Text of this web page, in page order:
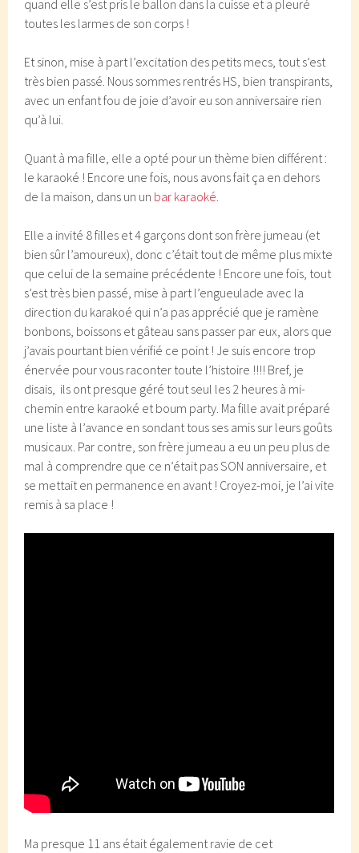
quand elle s’est pris le ballon dans la cuisse et a pleuré
toutes les larmes de son corps !
Et sinon, mise à part l’excitation des petits mecs, tout s’est
très bien passé. Nous sommes rentrés HS, bien transpirants,
avec un enfant fou de joie d’avoir eu son anniversaire rien
qu’à lui.
Quant à ma fille, elle a opté pour un thème bien différent :
le karaoké ! Encore une fois, nous avons fait ça en dehors
de la maison, dans un un bar karaoké.
Elle a invité 8 filles et 4 garçons dont son frère jumeau (et
bien sûr l’amoureux), donc c’était tout de même plus mixte
que celui de la semaine précédente ! Encore une fois, tout
s’est très bien passé, mise à part l’engueulade avec la
direction du karakoé qui n’a pas apprécié que je ramène
bonbons, boissons et gâteau sans passer par eux, alors que
j’avais pourtant bien vérifié ce point ! Je suis encore trop
énervée pour vous raconter toute l’histoire !!!! Bref, je
disais, ils ont presque géré tout seul les 2 heures à mi-
chemin entre karaoké et boum party. Ma fille avait préparé
une liste à l’avance en sondant tous ses amis sur leurs goûts
musicaux. Par contre, son frère jumeau a eu un peu plus de
mal à comprendre que ce n’était pas SON anniversaire, et
se mettait en permanence en avant ! Croyez-moi, je l’ai vite
remis à sa place !
Ma presque 11 ans était également ravie de cet